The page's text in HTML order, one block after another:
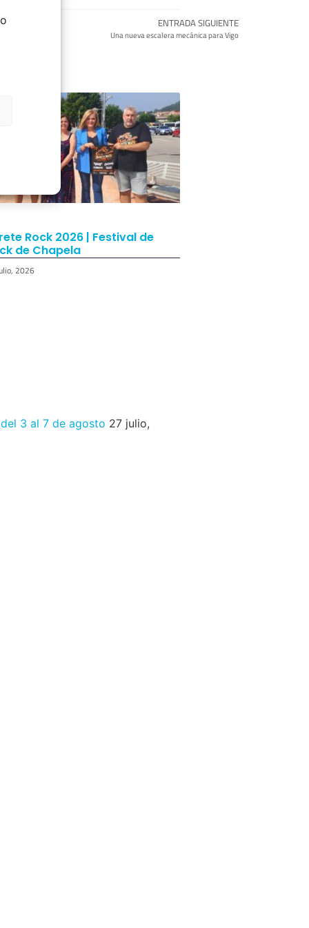
ENTRADA SIGUIENTE
Una nueva escalera mecánica para Vigo
Rock 2026 | Festival de
de Chapela
2026
3 al 7 de agosto 27 julio,